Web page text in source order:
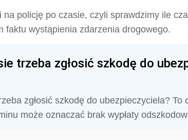
na policję po czasie, czyli sprawdzimy ile
faktu wystąpienia zdarzenia drogowego.
trzeba zgłosić szkodę do
zgłosić szkodę do ubezpieczyciela? To
może oznaczać brak wypłaty